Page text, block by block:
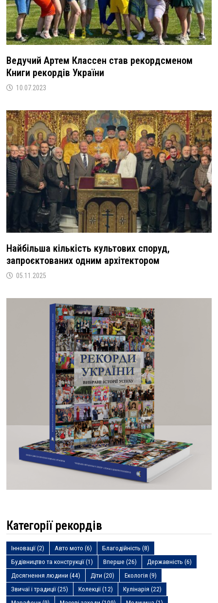
Ведучий Артем Классен став рекордсменом
Книги рекордів України
10.07.2023
Найбільша кількість культових споруд,
запроєктованих одним архітектором
05.11.2025
Категорії рекордів
Інновації(2) Авто мото (6) Благодійність (8)
Будівництво та конструкції(1) Вперше (26) Державність (6)
Досягнення людини (44) Діти (20) Екологія (9)
Звичаї і традиції(25) Колекції(12) Кулінарія (22)